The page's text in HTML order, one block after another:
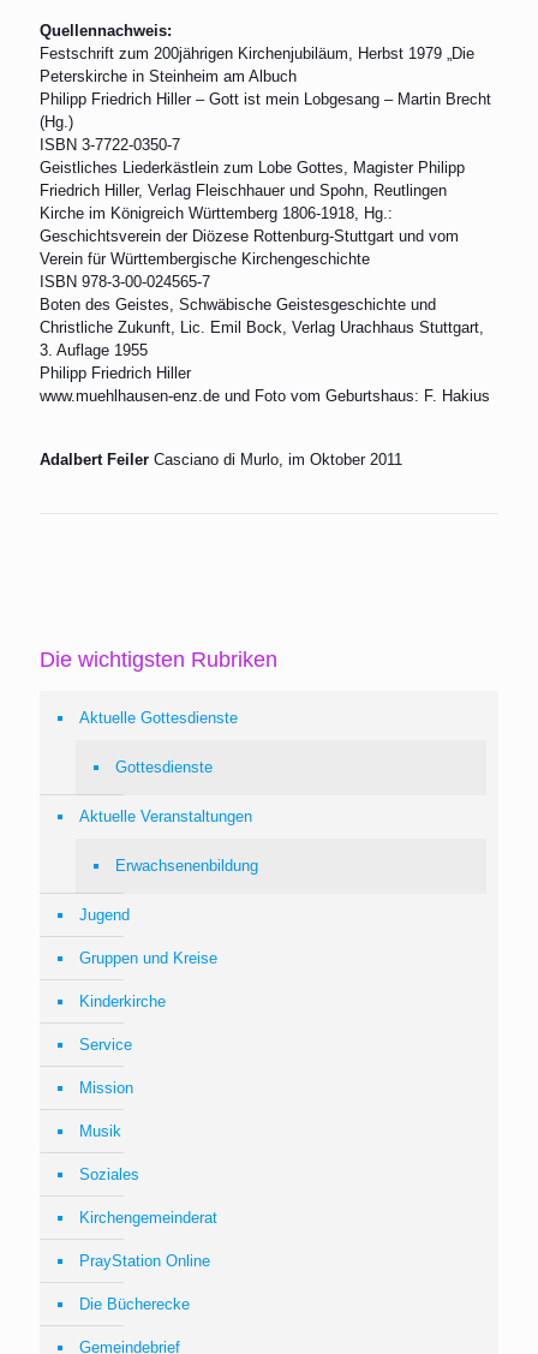
Quellennachweis:
Festschrift zum 200jährigen Kirchenjubiläum, Herbst 1979 „Die
Peterskirche in Steinheim am Albuch
Philipp Friedrich Hiller – Gott ist mein Lobgesang – Martin Brecht
(Hg.)
ISBN 3-7722-0350-7
Geistliches Liederkästlein zum Lobe Gottes, Magister Philipp
Friedrich Hiller, Verlag Fleischhauer und Spohn, Reutlingen
Kirche im Königreich Württemberg 1806-1918, Hg.:
Geschichtsverein der Diözese Rottenburg-Stuttgart und vom
Verein für Württembergische Kirchengeschichte
ISBN 978-3-00-024565-7
Boten des Geistes, Schwäbische Geistesgeschichte und
Christliche Zukunft, Lic. Emil Bock, Verlag Urachhaus Stuttgart,
3. Auflage 1955
Philipp Friedrich Hiller
www.muehlhausen-enz.de und Foto vom Geburtshaus: F. Hakius
Adalbert Feiler Casciano di Murlo, im Oktober 2011
Die wichtigsten Rubriken
Aktuelle Gottesdienste
Gottesdienste
Aktuelle Veranstaltungen
Erwachsenenbildung
Jugend
Gruppen und Kreise
Kinderkirche
Service
Mission
Musik
Soziales
Kirchengemeinderat
PrayStation Online
Die Bücherecke
Gemeindebrief